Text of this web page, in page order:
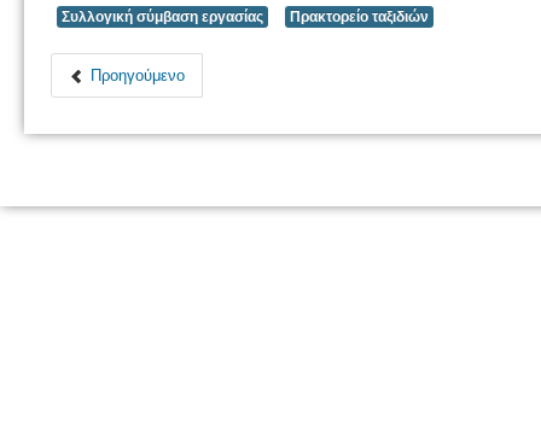
Συλλογική σύμβαση εργασίας Πρακτορείο ταξιδιών
Προηγούμενο